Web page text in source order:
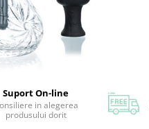
Suport On-line
in alegerea
produsului dorit